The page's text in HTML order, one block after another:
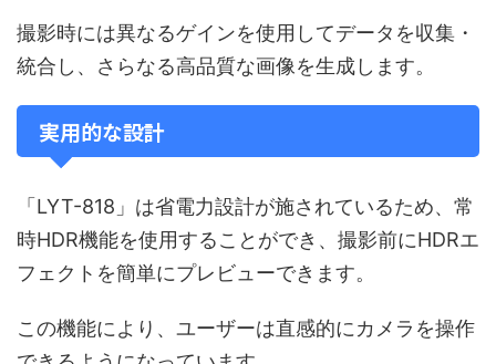
撮影時には異なるゲインを使用してデータを収集・
統合し、さらなる高品質な画像を生成します。
実用的な設計
「LYT-818」は省電力設計が施されているため、常
時HDR機能を使用することができ、撮影前にHDRエ
フェクトを簡単にプレビューできます。
この機能により、ユーザーは直感的にカメラを操作